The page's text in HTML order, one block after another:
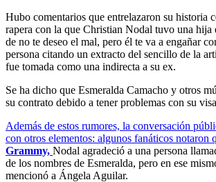
Hubo comentarios que entrelazaron su historia
rapera con la que Christian Nodal tuvo una hija
de no te deseo el mal, pero él te va a engañar
persona citando un extracto del sencillo de la
fue tomada como una indirecta a su ex.
Se ha dicho que Esmeralda Camacho y otros
su contrato debido a tener problemas con su
Además de estos rumores, la conversación
con otros elementos: algunos fanáticos notaron
Grammy, Nodal agradeció a una persona
de los nombres de Esmeralda, pero en ese
mencionó a Ángela Aguilar.